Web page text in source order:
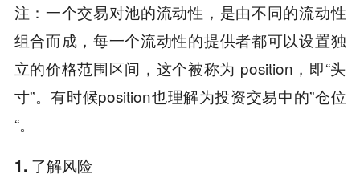
注：一个交易对池的流动性，是由不同的流动性
组合而成，每一个流动性的提供者都可以设置独
立的价格范围区间，这个被称为 position，即“头
寸”。有时候position也理解为投资交易中的”仓位
“。
1. 了解风险